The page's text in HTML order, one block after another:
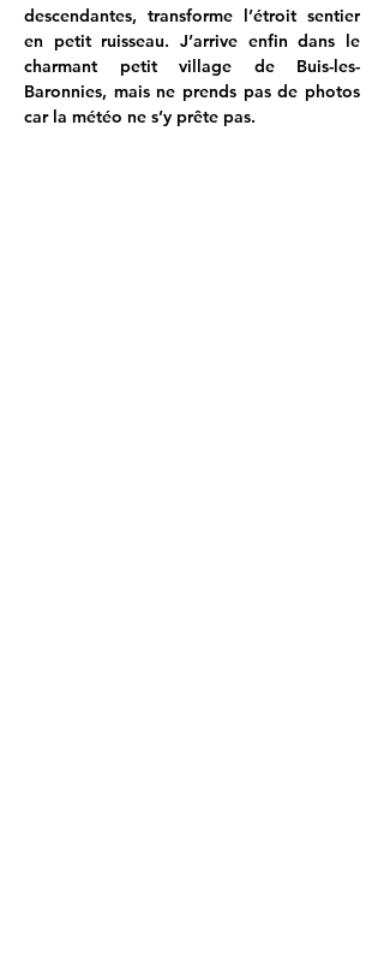
descendantes, transforme l’étroit sentier
en petit ruisseau. J’arrive enfin dans le
charmant petit village de Buis-les-
Baronnies, mais ne prends pas de photos
car la météo ne s’y prête pas.